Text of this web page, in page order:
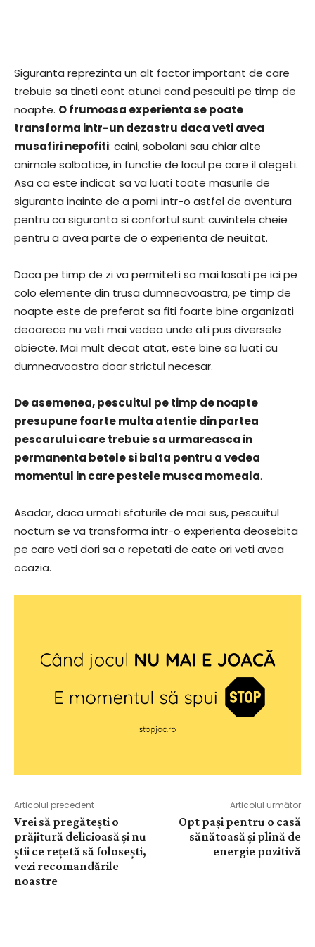
Siguranta reprezinta un alt factor important de care
trebuie sa tineti cont atunci cand pescuiti pe timp de
noapte. O frumoasa experienta se poate
transforma intr-un dezastru daca veti avea
musafiri nepofiti: caini, sobolani sau chiar alte
animale salbatice, in functie de locul pe care il alegeti.
Asa ca este indicat sa va luati toate masurile de
siguranta inainte de a porni intr-o astfel de aventura
pentru ca siguranta si confortul sunt cuvintele cheie
pentru a avea parte de o experienta de neuitat.
Daca pe timp de zi va permiteti sa mai lasati pe ici pe
colo elemente din trusa dumneavoastra, pe timp de
noapte este de preferat sa fiti foarte bine organizati
deoarece nu veti mai vedea unde ati pus diversele
obiecte. Mai mult decat atat, este bine sa luati cu
dumneavoastra doar strictul necesar.
De asemenea, pescuitul pe timp de noapte
presupune foarte multa atentie din partea
pescarului care trebuie sa urmareasca in
permanenta betele si balta pentru a vedea
momentul in care pestele musca momeala.
Asadar, daca urmati sfaturile de mai sus, pescuitul
nocturn se va transforma intr-o experienta deosebita
pe care veti dori sa o repetati de cate ori veti avea
ocazia.
Articolul precedent
Vrei să pregătești o
prăjitură delicioasă și nu
știi ce rețetă să folosești,
vezi recomandările
noastre
Articolul următor
Opt pași pentru o casă
sănătoasă și plină de
energie pozitivă